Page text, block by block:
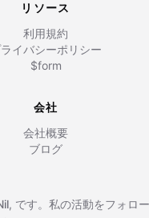
リソース
利用規約
イバシーポリシー
$form
会社
会社概要
ブログ
, です。私の活動をフォロ